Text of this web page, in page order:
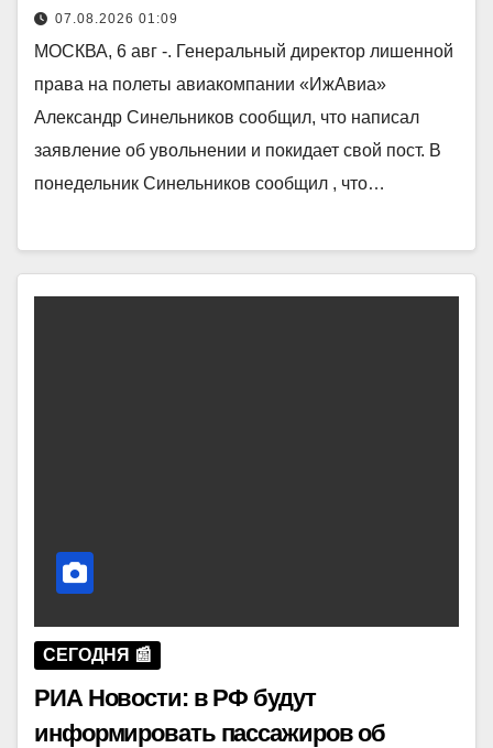
07.08.2026 01:09
МОСКВА, 6 авг -. Генеральный директор лишенной
права на полеты авиакомпании «ИжАвиа»
Александр Синельников сообщил, что написал
заявление об увольнении и покидает свой пост. В
понедельник Синельников сообщил , что…
СЕГОДНЯ 📰
РИА Новости: в РФ будут
информировать пассажиров об